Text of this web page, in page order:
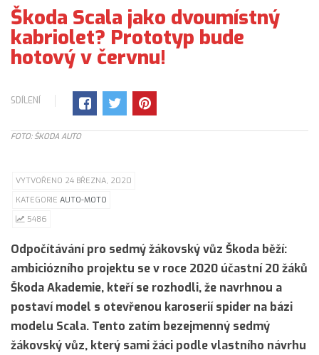
Škoda Scala jako dvoumístný
kabriolet? Prototyp bude
hotový v červnu!
SDÍLENÍ
FOTO: ŠKODA AUTO
VYTVOŘENO 24 BŘEZNA, 2020
KATEGORIE AUTO-MOTO
5486
Odpočítávání pro sedmý žákovský vůz Škoda běží:
ambiciózního projektu se v roce 2020 účastní 20 žáků
Škoda Akademie, kteří se rozhodli, že navrhnou a
postaví model s otevřenou karoserií spider na bázi
modelu Scala. Tento zatím bezejmenný sedmý
žákovský vůz, který sami žáci podle vlastního návrhu